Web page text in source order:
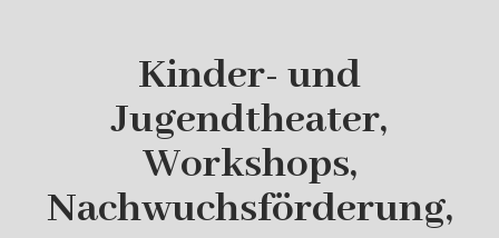
Kinder- und
Jugendtheater,
Workshops,
Nachwuchsförderung,